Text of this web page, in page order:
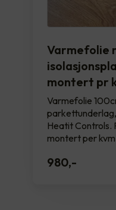
Varmefolie
montert pr
Varmefolie
Heatit Controls.
montert per
980,-